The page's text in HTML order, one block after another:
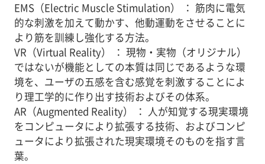
EMS（Electric Muscle Stimulation） ： 筋肉に電気
的な刺激を加えて動かす、他動運動をさせることに
より筋を訓練し強化する方法。
VR（Virtual Reality） ： 現物・実物（オリジナル）
ではないが機能としての本質は同じであるような環
境を、ユーザの五感を含む感覚を刺激することによ
り理工学的に作り出す技術およびその体系。
AR（Augmented Reality） ： 人が知覚する現実環境
をコンピュータにより拡張する技術、およびコンピ
ュータにより拡張された現実環境そのものを指す言
葉。